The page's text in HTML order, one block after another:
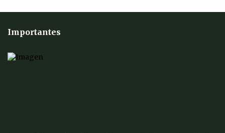
Importantes